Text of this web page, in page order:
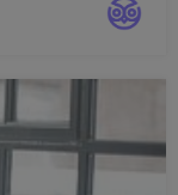
robimy, by